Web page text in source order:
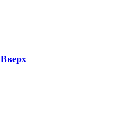
Вверх